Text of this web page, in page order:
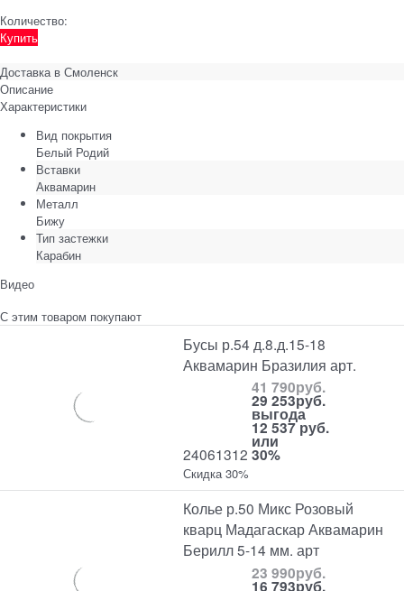
Количество:
Купить
Доставка в Смоленск
Описание
Характеристики
Вид покрытия
Белый Родий
Вставки
Аквамарин
Металл
Бижу
Тип застежки
Карабин
Видео
С этим товаром покупают
Бусы р.54 д.8.д.15-18
Аквамарин Бразилия арт.
24061312
41 790руб.
29 253руб.
выгода
12 537 руб.
или
30%
Скидка 30%
Колье р.50 Микс Розовый
кварц Мадагаскар Аквамарин
Берилл 5-14 мм. арт
23 990руб.
16 793руб.